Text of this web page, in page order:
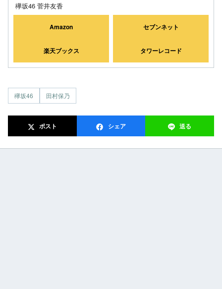
欅坂46 菅井友香
Amazon セブンネット
楽天ブックス タワーレコード
欅坂46 田村保乃
ポスト シェア 送る